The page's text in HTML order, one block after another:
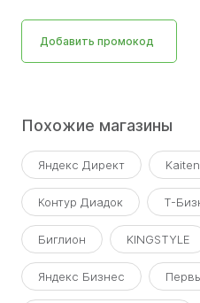
Добавить промокод
Похожие магазины
Яндекс Директ Kaiten
Контур Диадок Т-
Биглион KINGSTYLE
Яндекс Бизнес